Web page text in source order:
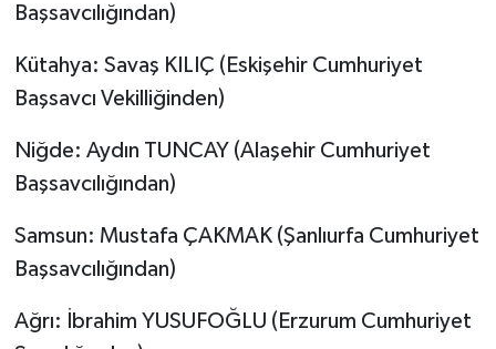
Başsavcılığından)
Kütahya: Savaş KILIÇ (Eskişehir Cumhuriyet
Başsavcı Vekilliğinden)
Niğde: Aydın TUNCAY (Alaşehir Cumhuriyet
Başsavcılığından)
Samsun: Mustafa ÇAKMAK (Şanlıurfa Cumhuriyet
Başsavcılığından)
Ağrı: İbrahim YUSUFOĞLU (Erzurum Cumhuriyet